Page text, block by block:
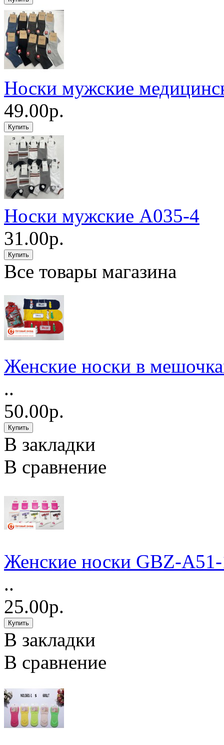
Носки мужские
49.00р.
Носки мужские A035-4
31.00р.
Все товары магазина
Женские носки в
..
50.00р.
В закладки
В сравнение
Женские носки GBZ-
..
25.00р.
В закладки
В сравнение